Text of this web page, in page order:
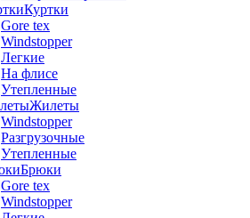
Куртки
Gore tex
Windstopper
Легкие
На флисе
Утепленные
Жилеты
Windstopper
Разгрузочные
Утепленные
Брюки
Gore tex
Windstopper